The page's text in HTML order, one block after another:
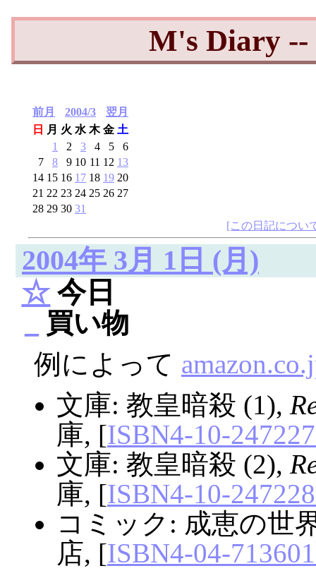
M's Diary --
前月 2004/3
翌月
日
月 火 水 木 金 土
1
2 3 4 5
6
7
8 9 10 11 12 13
14 15 16 17 18 19 20
21 22 23 24 25 26 27
28 29 30 31
[この日記につい
2004年 3月 1日 (月)
☆今日
買い物
例によって
文庫: 教皇暗殺 (1),
庫, [ISBN4-10-
文庫: 教皇暗殺 (2),
庫, [ISBN4-10-
コミック: 成恵の世
店, [ISBN4-04-